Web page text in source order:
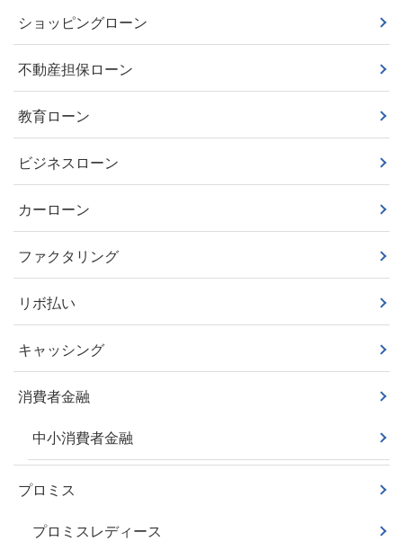
ショッピングローン
不動産担保ローン
教育ローン
ビジネスローン
カーローン
ファクタリング
リボ払い
キャッシング
消費者金融
中小消費者金融
プロミス
プロミスレディース